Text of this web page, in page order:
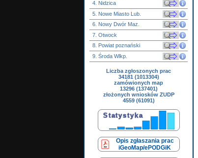
4. Nidzica
5. Nowe Miasto Lub.
6. Nowy Dwór Maz.
7. Otwock
8. Powiat poznański
9. Środa Wlkp.
Liczba zgłoszonych prac
34181 (1013304)
zamówionych map
13296 (137401)
złożonych wniosków ZUDP
4559 (61091)
Opis zgłaszania prac
iGeoMap/ePODGiK